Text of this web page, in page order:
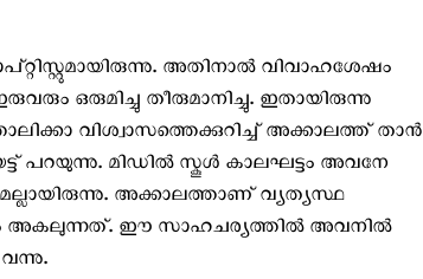
അതിനാല്‍ വിവാഹശേഷം
ഒരുമിച്ചു തീരുമാനിച്ചു. ഇതായിരുന്നു
വിശ്വാസത്തെക്കുറിച്ച് അക്കാലത്ത് താന്‍
പറയുന്നു. മിഡില്‍ സ്കൂള്‍ കാലഘട്ടം അവനേ
അക്കാലത്താണ് വ്യത്യസ്ഥ
അകലുന്നത്. ഈ സാഹചര്യത്തിൽ അവനിൽ